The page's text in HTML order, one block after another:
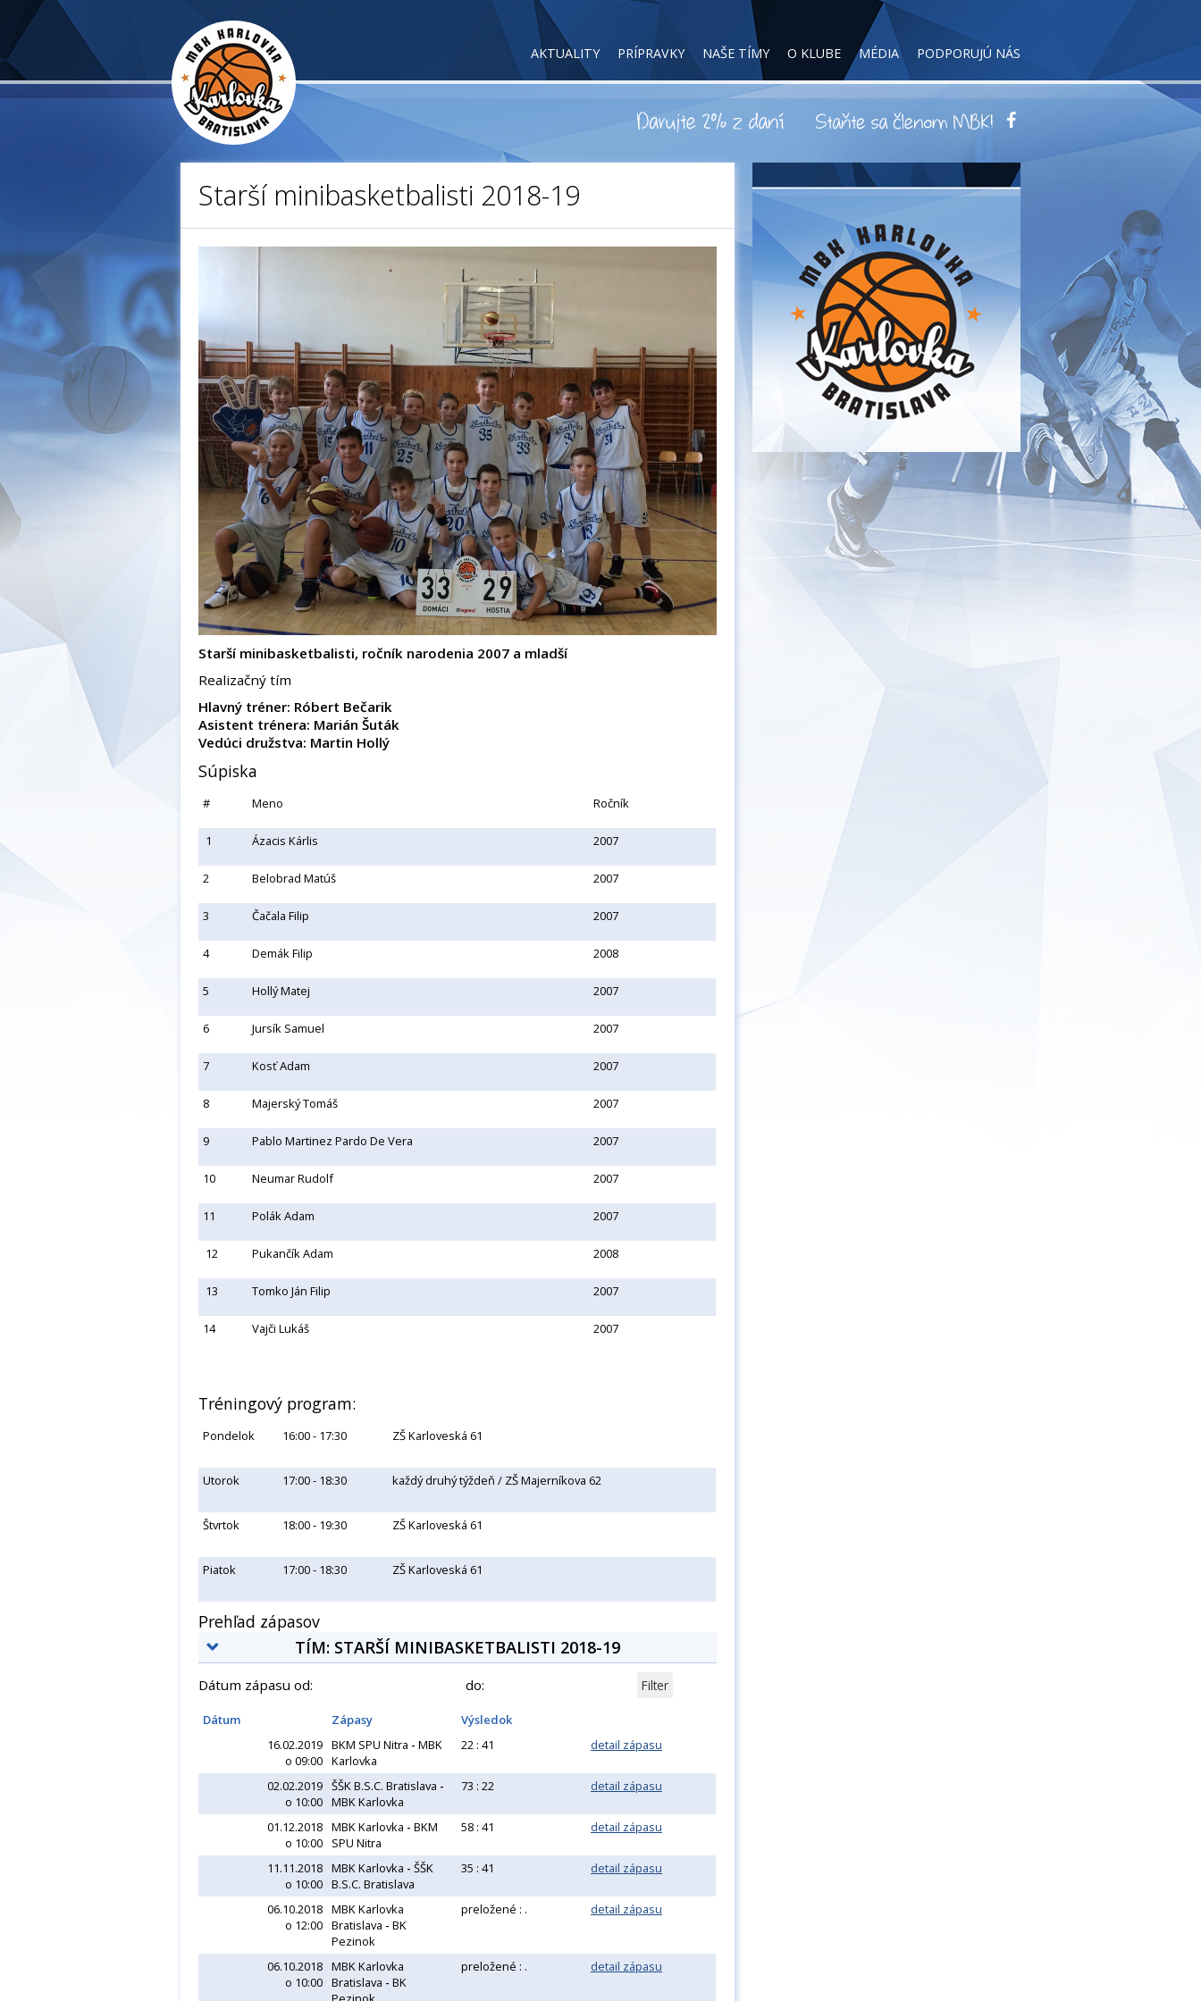
AKTUALITY PRÍPRAVKY NAŠE TÍMY O KLUBE MÉDIA PODPORUJÚ NÁS
Starší minibasketbalisti 2018-19
Starší minibasketbalisti, ročník narodenia 2007 a mladší
Realizačný tím
Hlavný tréner: Róbert Bečarik
Asistent trénera: Marián Šuták
Vedúci družstva: Martin Hollý
Súpiska
# Meno Ročník
1 Ázacis Kárlis 2007
2 Belobrad Matúš 2007
3 Čačala Filip 2007
4 Demák Filip 2008
5 Hollý Matej 2007
6 Jursík Samuel 2007
7 Kosť Adam 2007
8 Majerský Tomáš 2007
9 Pablo Martinez Pardo De Vera 2007
10 Neumar Rudolf 2007
11 Polák Adam 2007
12 Pukančík Adam 2008
13 Tomko Ján Filip 2007
14 Vajči Lukáš 2007
Tréningový program:
Pondelok 16:00 - 17:30 ZŠ Karloveská 61
Utorok 17:00 - 18:30 každý druhý týždeň / ZŠ Majerníkova 62
Štvrtok 18:00 - 19:30 ZŠ Karloveská 61
Piatok 17:00 - 18:30 ZŠ Karloveská 61
Prehľad zápasov
TÍM: STARŠÍ MINIBASKETBALISTI 2018-19
Dátum zápasu od: do:
Dátum Zápasy
Výsledok
16.02.2019
o 09:00
BKM SPU Nitra - MBK
Karlovka
22 : 41 detail zápasu
02.02.2019
o 10:00
ŠŠK B.S.C. Bratislava -
MBK Karlovka
73 : 22 detail zápasu
01.12.2018
o 10:00
MBK Karlovka - BKM
SPU Nitra
58 : 41 detail zápasu
11.11.2018
o 10:00
MBK Karlovka - ŠŠK
B.S.C. Bratislava
35 : 41 detail zápasu
06.10.2018
o 12:00
MBK Karlovka
Bratislava - BK
Pezinok
preložené : . detail zápasu
06.10.2018
o 10:00
MBK Karlovka
Bratislava - BK
preložené : . detail zápasu